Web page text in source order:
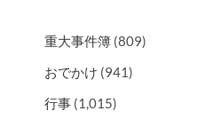
重大事件簿 (809)
おでかけ (941)
行事 (1,015)